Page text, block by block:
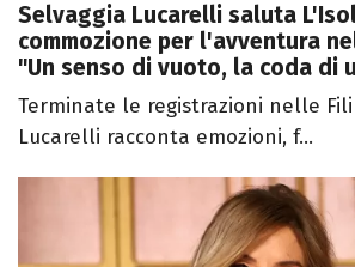
Selvaggia Lucarelli saluta
commozione per l'avventura
"Un senso di vuoto, la coda di
Terminate le registrazioni nelle
Lucarelli racconta emozioni, f...